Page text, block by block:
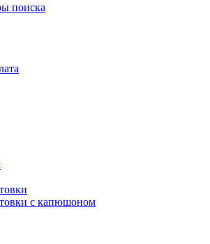
поиска
с капюшоном